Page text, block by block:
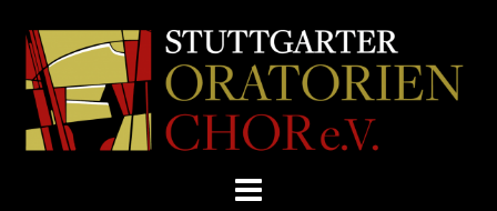
SkipHome Konzert